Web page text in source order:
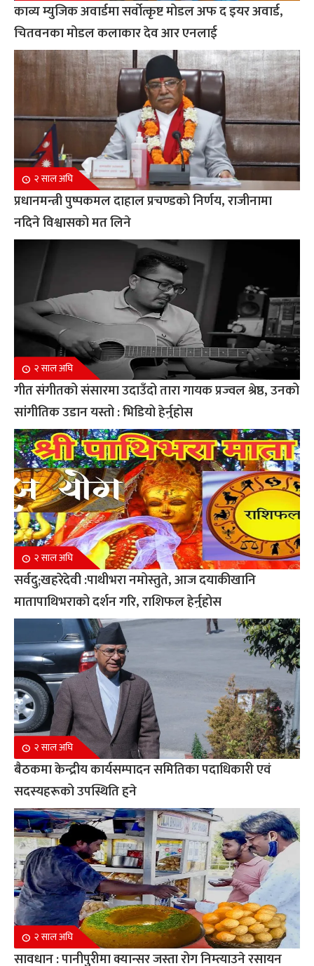
काव्य म्युजिक अवार्डमा सर्वोत्कृष्ट मोडल अफ द इयर अवार्ड,
चितवनका मोडल कलाकार देव आर एनलाई
२ साल अघि
प्रधानमन्त्री पुष्पकमल दाहाल प्रचण्डको निर्णय, राजीनामा
नदिने विश्वासको मत लिने
२ साल अघि
गीत संगीतको संसारमा उदाउँदो तारा गायक प्रज्वल श्रेष्ठ, उनको
सांगीतिक उडान यस्तो : भिडियो हेर्नुहोस
२ साल अघि
सर्वदु;खहरेदेवी :पाथीभरा नमोस्तुते, आज दयाकीखानि
मातापाथिभराको दर्शन गरि, राशिफल हेर्नुहोस
२ साल अघि
बैठकमा केन्द्रीय कार्यसम्पादन समितिका पदाधिकारी एवं
सदस्यहरूको उपस्थिति हुने
२ साल अघि
सावधान : पानीपुरीमा क्यान्सर जस्ता रोग निम्त्याउने रसायन